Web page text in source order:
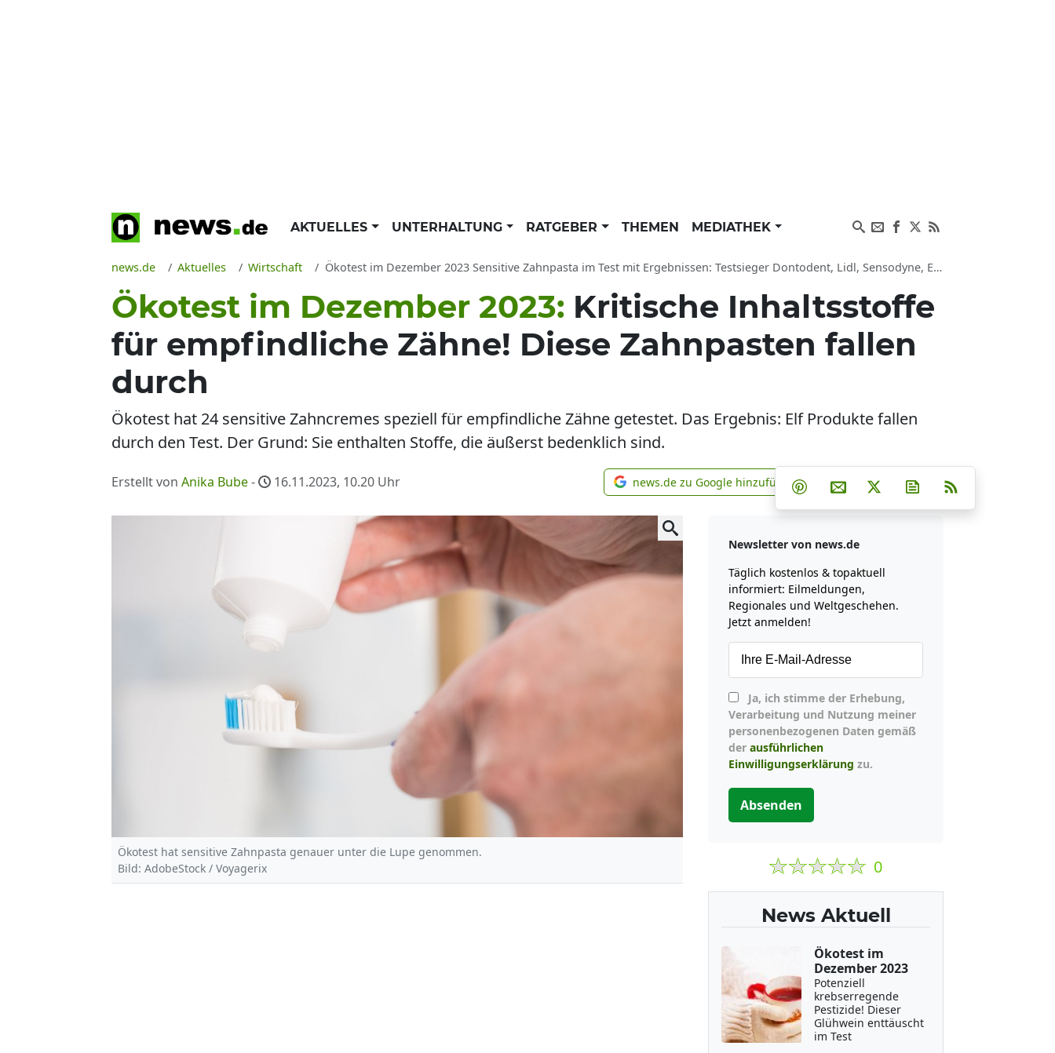
AKTUELLES UNTERHALTUNG RATGEBER THEMEN MEDIATHEK
news.de Aktuelles Wirtschaft Ökotest im Dezember 2023 Sensitive Zahnpasta im Test mit Ergebnissen: Testsieger Dontodent, Lidl, Sensodyne, Elmex, Parodontax, Blend-a-med
Ökotest im Dezember 2023: Kritische Inhaltsstoffe
für empfindliche Zähne! Diese Zahnpasten fallen
durch
Ökotest hat 24 sensitive Zahncremes speziell für empfindliche Zähne getestet. Das Ergebnis: Elf Produkte fallen
durch den Test. Der Grund: Sie enthalten Stoffe, die äußerst bedenklich sind.
Erstellt von Anika Bube- 16.11.2023, 10.20 Uhr news.de zu Google hinzufügen
news.de zu Google hinzufügen Teilen auf Facebook
Teilen auf Whatsapp
Teilen auf Telegram
Teilen auf Pinterest
Per E-Mail teilen
Post auf XNewsletter
Ökotest hat sensitive Zahnpasta genauer unter die Lupe genommen.
Bild: AdobeStock / Voyagerix
Newsletter von news.de
Täglich kostenlos & topaktuell
informiert: Eilmeldungen,
Regionales und Weltgeschehen.
Jetzt anmelden!
Verarbeitung und Nutzung meiner
personenbezogenen Daten gemäß
der ausführlichen
Einwilligungserklärung zu.
Absenden
0
News Aktuell
Ökotest im
Dezember 2023
Potenziell
krebserregende
Pestizide! Dieser
Glühwein enttäuscht
im Test